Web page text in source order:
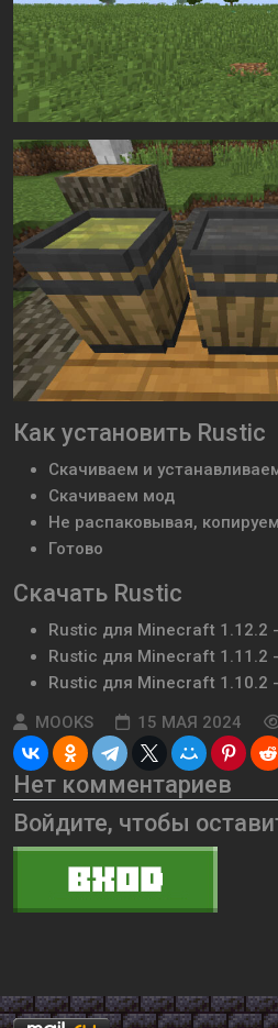
Как установить Rustic
Скачиваем и
Скачиваем мод
Не распаковывая,
Готово
Скачать Rustic
Rustic для Minecraft 1.12.2 -
Rustic для Minecraft 1.11.2 -
Rustic для Minecraft 1.10.2 -
MOOKS
15 МАЯ 2024
Нет комментариев
Войдите, чтобы